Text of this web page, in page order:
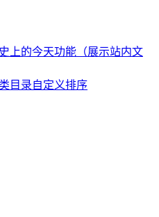
上的今天功能（展示站内文
目录自定义排序